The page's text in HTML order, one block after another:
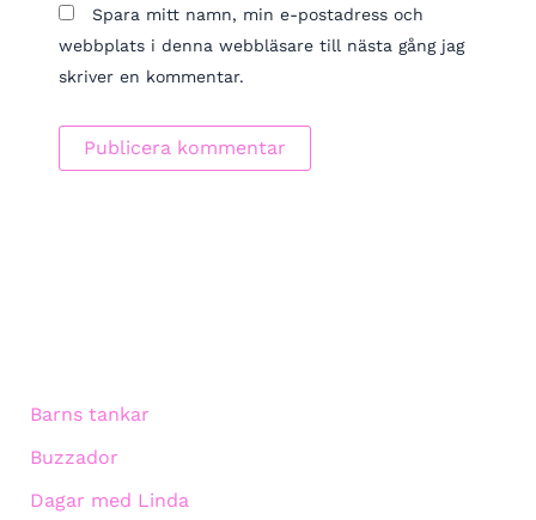
Spara mitt namn, min e-postadress och
webbplats i denna webbläsare till nästa gång jag
skriver en kommentar.
Barns tankar
Buzzador
Dagar med Linda